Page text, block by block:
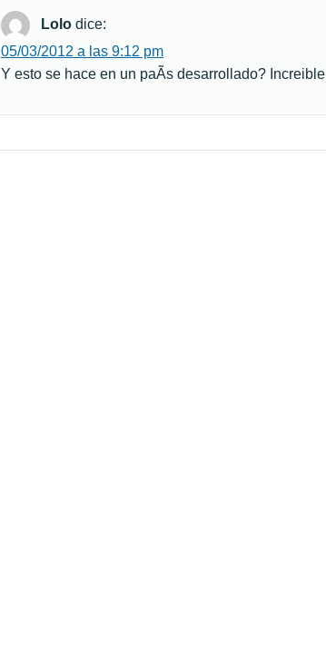
Lolo dice:
05/03/2012 a las 9:12 pm
Y esto se hace en un paÃ­s desarrollado? Increible